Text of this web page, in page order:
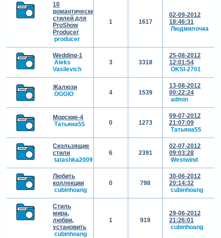
10
романтических
стилей для
ProShow
Producer
producer
1 1617
02-09-2012
18:46:31
Людмилочка
Wedding-1
Aleks
Vasilevich
3 3318
25-08-2012
12:01:54
OKSI-2701
Жалюзи
OGGIO
4 1539
13-08-2012
00:22:24
admin
Морские-4
Татьяна55
0 1273
09-07-2012
21:07:09
Татьяна55
Скользящие
стили
tatashka2009
6 2391
02-07-2012
09:03:28
Westwind
Любить
коллекции
cubinhoang
0 798
30-06-2012
20:14:32
cubinhoang
Стиль
мира,
любви,
установить
cubinhoang
1 919
29-06-2012
21:26:01
cubinhoang